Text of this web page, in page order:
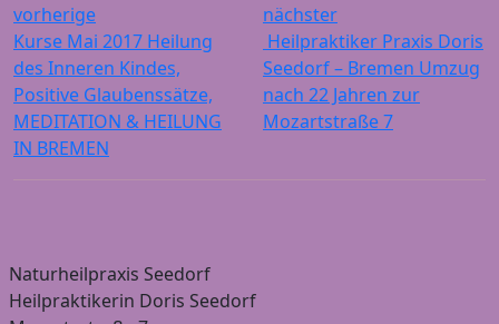
vorherige
Kurse Mai 2017 Heilung
des Inneren Kindes,
Positive Glaubenssätze,
MEDITATION & HEILUNG
IN BREMEN
nächster
Heilpraktiker Praxis Doris
Seedorf – Bremen Umzug
nach 22 Jahren zur
Mozartstraße 7
Naturheilpraxis Seedorf
Heilpraktikerin Doris Seedorf